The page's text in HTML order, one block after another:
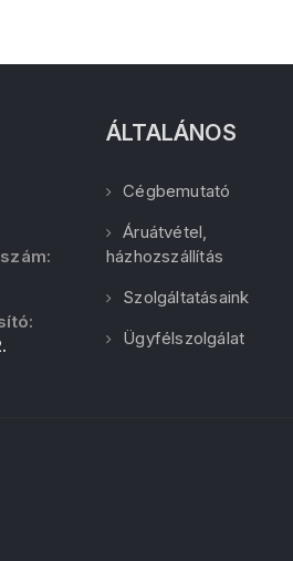
ÁLTALÁNOS
Cégbemutató
Áruátvétel,
házhozszállítás
Szolgáltatásaink
Ügyfélszolgálat